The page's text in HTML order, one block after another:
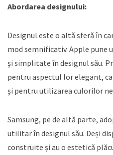
Abordarea designului:
Designul este o altă sferă în
mod semnificativ. Apple pune
și simplitate în designul său.
pentru aspectul lor elegant,
și pentru utilizarea culorilor
Samsung, pe de altă parte,
utilitar în designul său. Deși
construite și au o estetică